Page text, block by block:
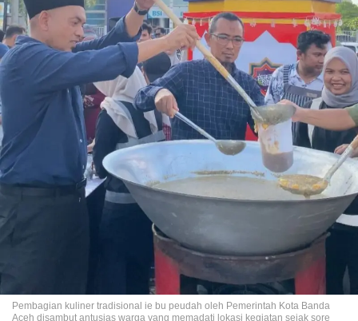
Pembagian kuliner tradisional ie bu peudah oleh Pemerintah Kota Banda
Aceh disambut antusias warga yang memadati lokasi kegiatan sejak sore